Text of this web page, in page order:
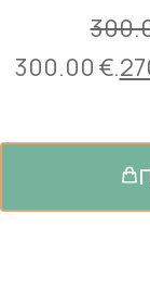
300.00 €.